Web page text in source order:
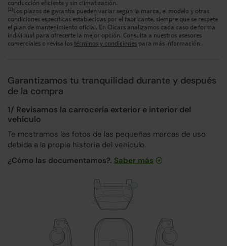
conducción eficiente y sin climatización.
(2)Los plazos de garantía pueden variar según la marca, el modelo y otras
condiciones específicas establecidas por el fabricante, siempre que se respete
el plan de mantenimiento oficial. En Clicars analizamos cada caso de forma
individual para ofrecerte la mejor opción. Consulta a nuestros asesores
comerciales o revisa lostérminos y condiciones para más información.
Garantizamos tu tranquilidad durante y después
de la compra
1/ Revisamos la carrocería exterior e interior del
vehículo
Te mostramos las fotos de las pequeñas marcas de uso
debida a la propia historia del vehículo.
¿Cómo las documentamos?. Saber más